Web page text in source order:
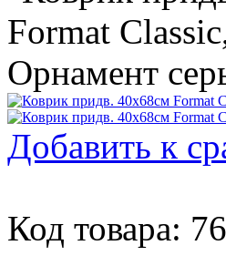
Добавить к
Код товара: